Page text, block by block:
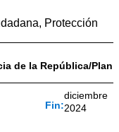
, Protección
de la República/Plan
Fin:
diciembre
2024